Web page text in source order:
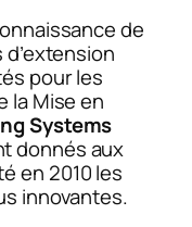
de
pour les
la Mise en
Systems
donnés aux
en 2010 les
innovantes.